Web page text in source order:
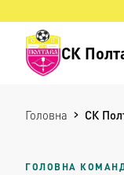
СК
Головна СК
ГОЛОВНА